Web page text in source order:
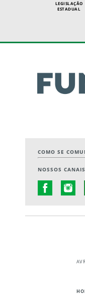
LEGISLAÇÃO
ESTADUAL
COMO SE
NOSSOS CANAIS
AV